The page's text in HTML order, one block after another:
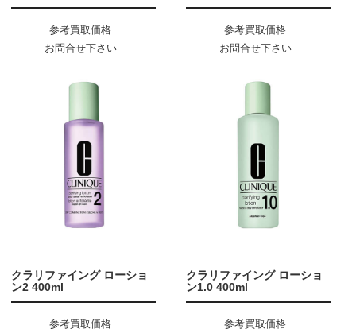
参考買取価格
お問合せ下さい
参考買取価格
お問合せ下さい
クラリファイング ローショ
ン2 400ml
参考買取価格
クラリファイング ローショ
ン1.0 400ml
参考買取価格